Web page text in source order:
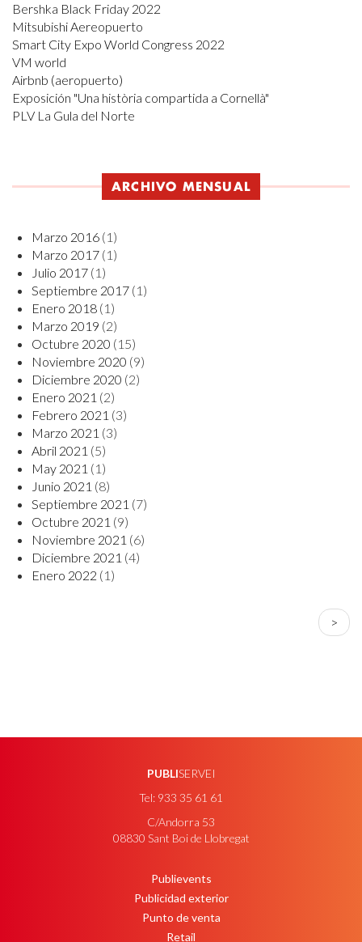
Bershka Black Friday 2022
Mitsubishi Aereopuerto
Smart City Expo World Congress 2022
VM world
Airbnb (aeropuerto)
Exposición "Una història compartida a Cornellà"
PLV La Gula del Norte
ARCHIVO MENSUAL
Marzo 2016 (1)
Marzo 2017 (1)
Julio 2017 (1)
Septiembre 2017 (1)
Enero 2018 (1)
Marzo 2019 (2)
Octubre 2020 (15)
Noviembre 2020 (9)
Diciembre 2020 (2)
Enero 2021 (2)
Febrero 2021 (3)
Marzo 2021 (3)
Abril 2021 (5)
May 2021 (1)
Junio 2021 (8)
Septiembre 2021 (7)
Octubre 2021 (9)
Noviembre 2021 (6)
Diciembre 2021 (4)
Enero 2022 (1)
>
PUBLISERVEI
Tel: 933 35 61 61
C/Andorra 53
08830 Sant Boi de Llobregat
Publievents
Publicidad exterior
Punto de venta
Retail